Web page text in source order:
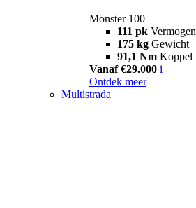
Monster 100
111 pk Vermogen
175 kg Gewicht
91,1 Nm Koppel
Vanaf €29.000 i
Ontdek meer
Multistrada